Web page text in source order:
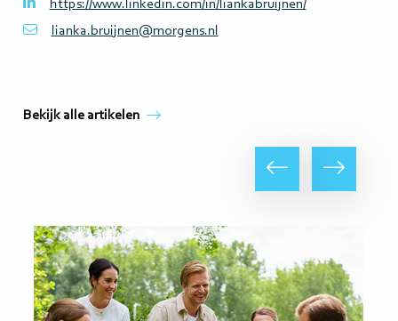
https://www.linkedin.com/in/liankabruijnen/
lianka.bruijnen@morgens.nl
Bekijk alle artikelen
Volgende
meer
Vorige